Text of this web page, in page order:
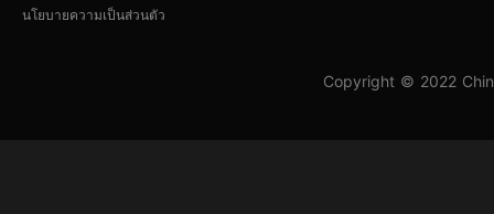
นโยบายความเป็นส่วนตัว
Copyright © 2022